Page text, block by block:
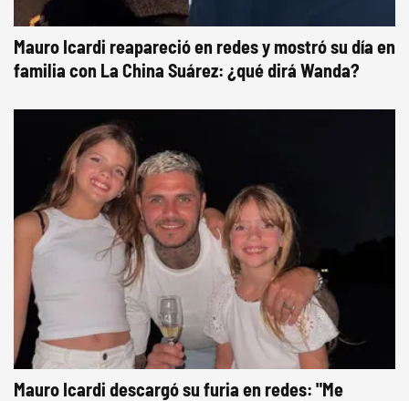
Mauro Icardi reapareció en redes y mostró su día en
familia con La China Suárez: ¿qué dirá Wanda?
Mauro Icardi descargó su furia en redes: "Me